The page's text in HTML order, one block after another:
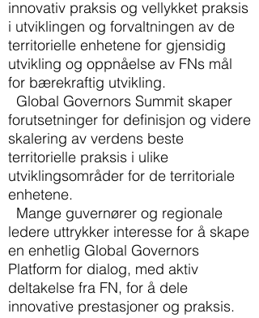
innovativ praksis og vellykket praksis
i utviklingen og forvaltningen av de
territorielle enhetene for gjensidig
utvikling og oppnåelse av FNs mål
for bærekraftig utvikling.
Global Governors Summit skaper
forutsetninger for definisjon og videre
skalering av verdens beste
territorielle praksis i ulike
utviklingsområder for de territoriale
enhetene.
Mange guvernører og regionale
ledere uttrykker interesse for å skape
en enhetlig Global Governors
Platform for dialog, med aktiv
deltakelse fra FN, for å dele
innovative prestasjoner og praksis.